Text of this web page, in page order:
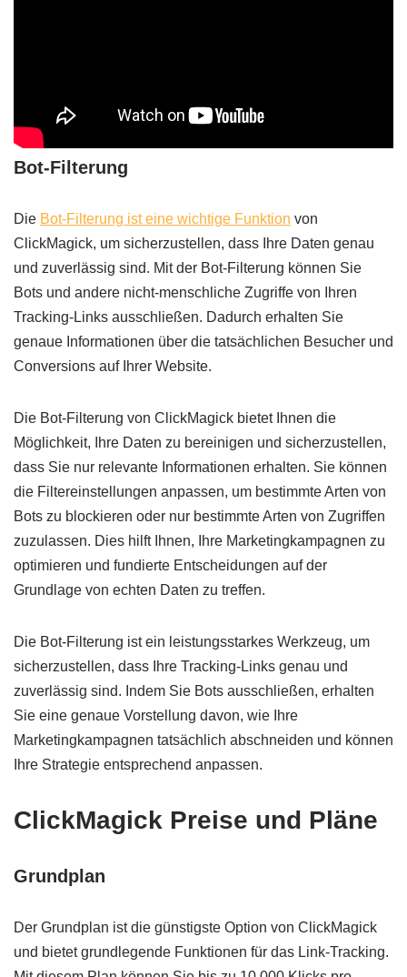
Bot-Filterung
Die Bot-Filterung ist eine wichtige Funktion von
ClickMagick, um sicherzustellen, dass Ihre Daten genau
und zuverlässig sind. Mit der Bot-Filterung können Sie
Bots und andere nicht-menschliche Zugriffe von Ihren
Tracking-Links ausschließen. Dadurch erhalten Sie
genaue Informationen über die tatsächlichen Besucher und
Conversions auf Ihrer Website.
Die Bot-Filterung von ClickMagick bietet Ihnen die
Möglichkeit, Ihre Daten zu bereinigen und sicherzustellen,
dass Sie nur relevante Informationen erhalten. Sie können
die Filtereinstellungen anpassen, um bestimmte Arten von
Bots zu blockieren oder nur bestimmte Arten von Zugriffen
zuzulassen. Dies hilft Ihnen, Ihre Marketingkampagnen zu
optimieren und fundierte Entscheidungen auf der
Grundlage von echten Daten zu treffen.
Die Bot-Filterung ist ein leistungsstarkes Werkzeug, um
sicherzustellen, dass Ihre Tracking-Links genau und
zuverlässig sind. Indem Sie Bots ausschließen, erhalten
Sie eine genaue Vorstellung davon, wie Ihre
Marketingkampagnen tatsächlich abschneiden und können
Ihre Strategie entsprechend anpassen.
ClickMagick Preise und Pläne
Grundplan
Der Grundplan ist die günstigste Option von ClickMagick
und bietet grundlegende Funktionen für das Link-Tracking.